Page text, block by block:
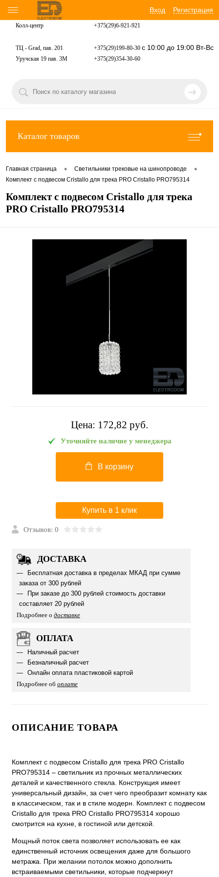
Вход Регистрация
Колл-центр +375(29)6-921-921
ТЦ - Grad, пав. 201 +375(29)199-80-30 с 10:00 до 19:00 Вт-Вс
Уручская 19 пав. 3М +375(29)354-30-60
Каталог товаров
Главная страница • Светильники трековые на шинопроводе •
Комплект с подвесом Cristallo для трека PRO Cristallo PRO795314
Комплект с подвесом Cristallo для трека
PRO Cristallo PRO795314
Цена: 172,82 pуб.
Уточняйте наличие у менеджера
В корзину
Купить в 1 клик
Отзывов: 0
ДОСТАВКА
Бесплатная доставка в пределах МКАД при сумме
заказа от 300 рублей
При заказе до 300 рублей стоимость доставки
составляет 20 рублей
Подробнее о доставке
ОПЛАТА
Наличный расчет
Безналичный расчет
Онлайн оплата пластиковой картой
Подробнее об оплате
ОПИСАНИЕ ТОВАРА
Комплект с подвесом Cristallo для трека PRO Cristallo
PRO795314 – светильник из прочных металлических
деталей и качественного стекла. Конструкция имеет
универсальный дизайн, за счет чего преобразит комнату как
в классическом, так и в стиле модерн. Комплект с подвесом
Cristallo для трека PRO Cristallo PRO795314 хорошо
смотрится на кухне, в гостиной или детской.
Мощный поток света позволяет использовать ее как
единственный источник освещения даже для большого
метража. При желании потолок можно дополнить
встраиваемыми светильники, которые подчеркнут